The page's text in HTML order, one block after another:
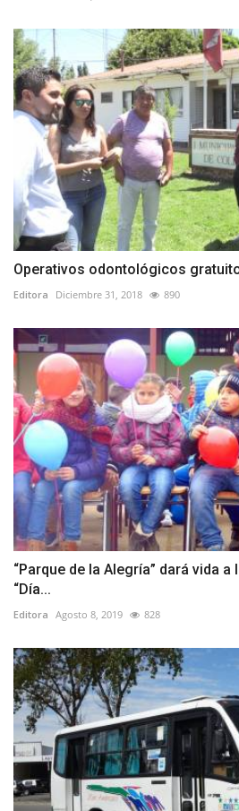
Operativos odontológicos
Editora Diciembre 31, 2018 890
“Parque de la Alegría” dará vida
“Día...
Editora Agosto 8, 2019 828